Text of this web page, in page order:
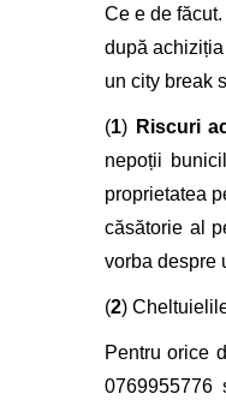
Ce e de
după
un city break
(1) Riscuri
nepoții
proprietatea
căsătorie al
vorba despre
(2)
Pentru orice
0769955776